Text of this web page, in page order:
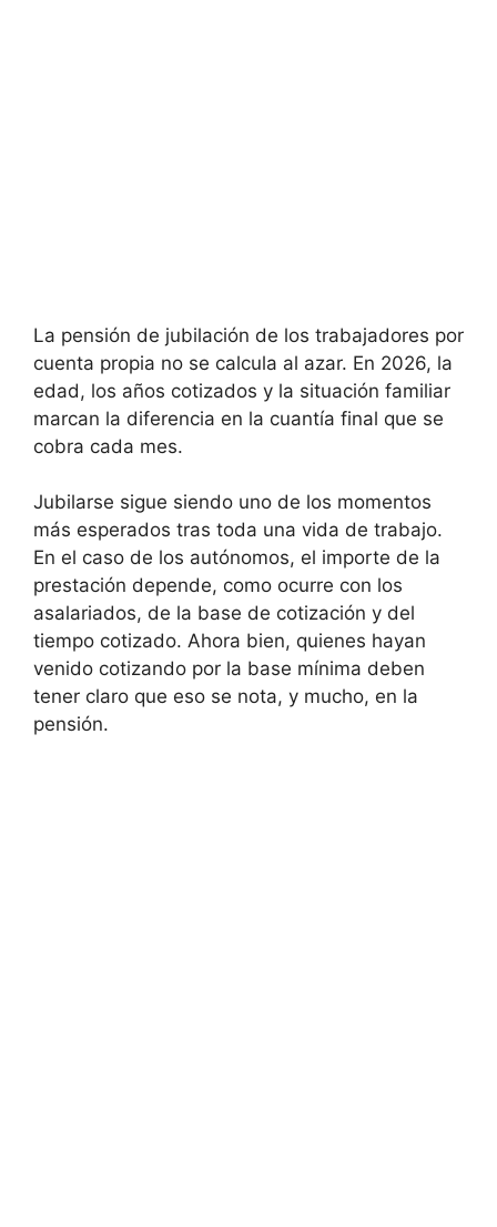
La pensión de jubilación de los trabajadores por
cuenta propia no se calcula al azar. En 2026, la
edad, los años cotizados y la situación familiar
marcan la diferencia en la cuantía final que se
cobra cada mes.
Jubilarse sigue siendo uno de los momentos
más esperados tras toda una vida de trabajo.
En el caso de los autónomos, el importe de la
prestación depende, como ocurre con los
asalariados, de la base de cotización y del
tiempo cotizado. Ahora bien, quienes hayan
venido cotizando por la base mínima deben
tener claro que eso se nota, y mucho, en la
pensión.